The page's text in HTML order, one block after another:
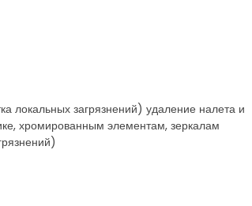
локальных загрязнений) удаление налета и
хромированным элементам, зеркалам